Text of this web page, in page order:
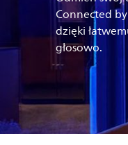
Connected
dzięki
głosowo.